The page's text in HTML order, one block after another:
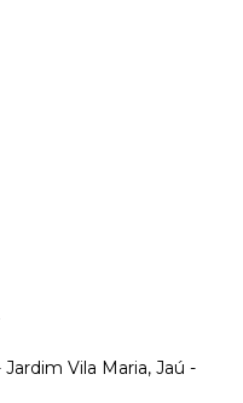
Vila Maria, Jaú -